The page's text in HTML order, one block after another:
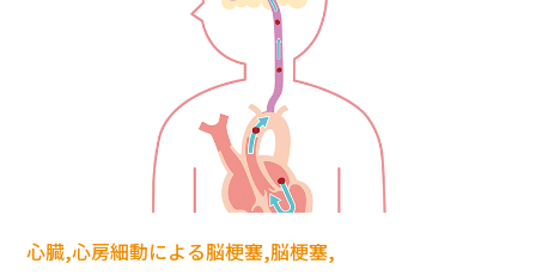
心臓,心房細動による脳梗塞,脳梗塞,